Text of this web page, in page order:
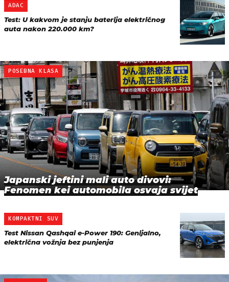
ADAC
Test: U kakvom je stanju baterija električnog
auta nakon 220.000 km?
POSEBNA KLASA
Japanski jeftini mali auto divovi:
Fenomen kei automobila osvaja svijet
KOMPAKTNI SUV
Test Nissan Qashqai e-Power 190: Genijalno,
električna vožnja bez punjenja